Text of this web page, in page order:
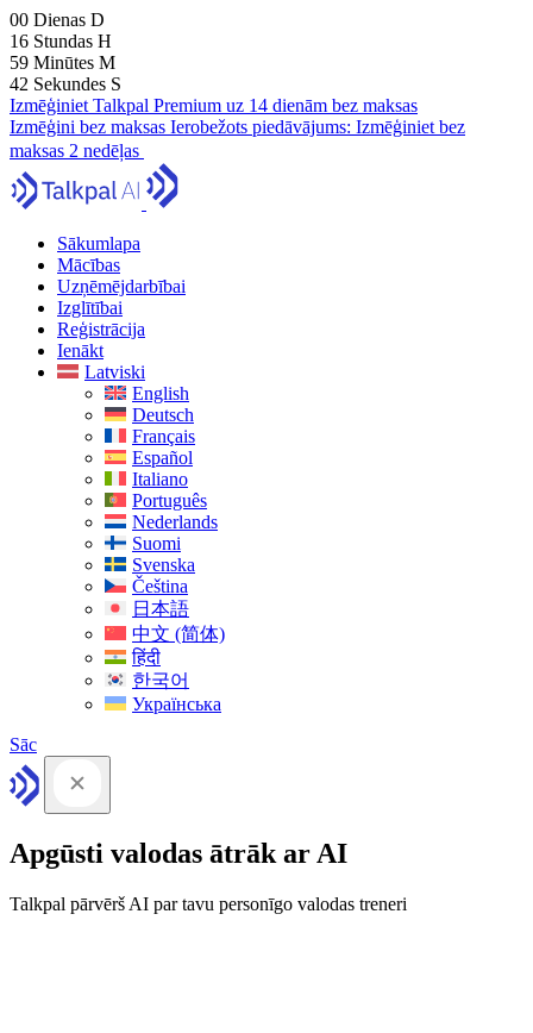
00 Dienas D
16 Stundas H
59 Minūtes M
41 Sekundes S
Izmēģiniet Talkpal Premium uz 14 dienām bez maksas
Izmēģini bez maksas Ierobežots piedāvājums: Izmēģiniet bez
maksas 2 nedēļas
Sākumlapa
Mācības
Uzņēmējdarbībai
Izglītībai
Reģistrācija
Ienākt
Latviski
English
Deutsch
Français
Español
Italiano
Português
Nederlands
Suomi
Svenska
Čeština
日本語
中文 (简体)
हिंदी
한국어
Українська
Sāc
Apgūsti valodas ātrāk ar AI
Talkpal pārvērš AI par tavu personīgo valodas treneri